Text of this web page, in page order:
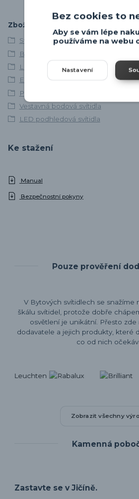
Zboží zařazeno v kategoriích
Svítidla skladem
Bodovky, bodová svítidla
LED svítidla
EGLO
Podhledová svítidla
Vestavná bodová svítidla
LED podhledová svítidla
Ke stažení
Manual
Bezpečnostní pokyny
Pouze prověření
V Bytových svítidlech se snažíme
škálu svítidel, protože dobře
osvětlení je unikátní. Přesto
dodavatele a jejich produkty, které
co od nich
Zobrazit všechny
Kamenná
Zastavte se v Jičíně.
Bez cookies to
Aby se vám lépe
používáme na webu
Nastavení